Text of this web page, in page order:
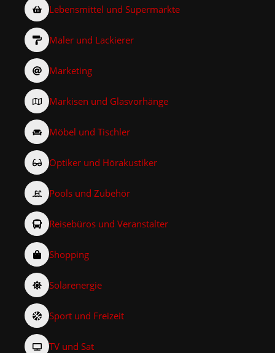
Lebensmittel und Supermärkte
Maler und Lackierer
Marketing
Markisen und Glasvorhänge
Möbel und Tischler
Optiker und Hörakustiker
Pools und Zubehör
Reisebüros und Veranstalter
Shopping
Solarenergie
Sport und Freizeit
TV und Sat